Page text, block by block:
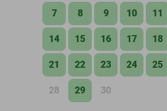
7 8 9 10 11
14 15 16 17 18
21 22 23 24 25
28 29 30